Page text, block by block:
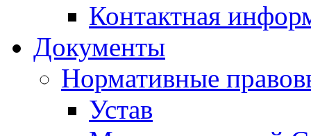
Контактная
Документы
Нормативные
Устав